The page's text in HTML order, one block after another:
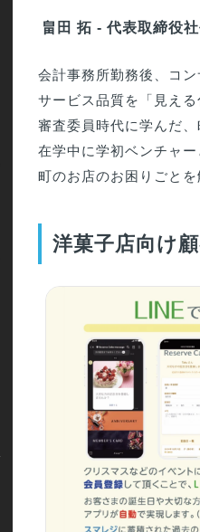
畠田 拓 - 代表取締役
会計事務所勤務後、コン
サービス品質を「見え
審査委員時代に学んだ
在学中に学初ベンチャ
町のお店のお困りごと
洋菓子店向け